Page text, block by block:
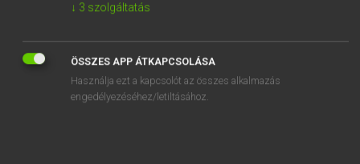
szilárd szcintillátor
szilárd tüzelőanyagok
↓ 3 szolgáltatás
ÖSSZES APP ÁTKAPCSOLÁSA
Használja ezt a kapcsolót az összes alkalmazás
engedélyezéséhez/letiltásához.